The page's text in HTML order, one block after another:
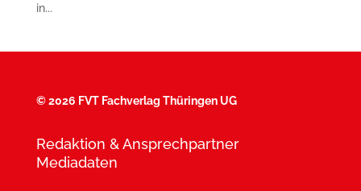
in...
©2026 FVT Fachverlag Thüringen UG
Redaktion & Ansprechpartner
Mediadaten